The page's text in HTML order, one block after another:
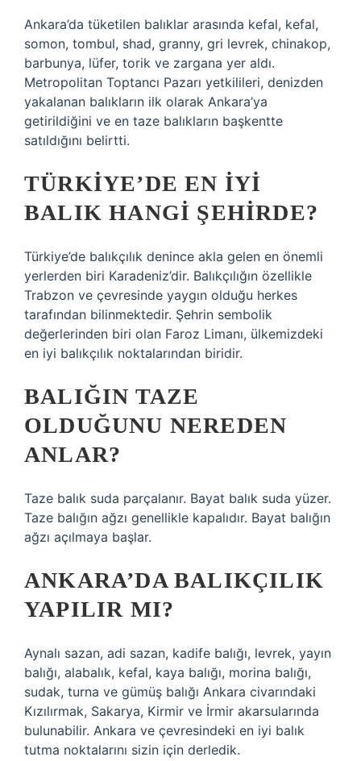
Ankara’da tüketilen balıklar arasında kefal, kefal,
somon, tombul, shad, granny, gri levrek, chinakop,
barbunya, lüfer, torik ve zargana yer aldı.
Metropolitan Toptancı Pazarı yetkilileri, denizden
yakalanan balıkların ilk olarak Ankara’ya
getirildiğini ve en taze balıkların başkentte
satıldığını belirtti.
TÜRKIYE’DE EN IYI
BALIK HANGI ŞEHIRDE?
Türkiye’de balıkçılık denince akla gelen en önemli
yerlerden biri Karadeniz’dir. Balıkçılığın özellikle
Trabzon ve çevresinde yaygın olduğu herkes
tarafından bilinmektedir. Şehrin sembolik
değerlerinden biri olan Faroz Limanı, ülkemizdeki
en iyi balıkçılık noktalarından biridir.
BALIĞIN TAZE
OLDUĞUNU NEREDEN
ANLAR?
Taze balık suda parçalanır. Bayat balık suda yüzer.
Taze balığın ağzı genellikle kapalıdır. Bayat balığın
ağzı açılmaya başlar.
ANKARA’DA BALIKÇILIK
YAPILIR MI?
Aynalı sazan, adi sazan, kadife balığı, levrek, yayın
balığı, alabalık, kefal, kaya balığı, morina balığı,
sudak, turna ve gümüş balığı Ankara civarındaki
Kızılırmak, Sakarya, Kirmir ve İrmir akarsularında
bulunabilir. Ankara ve çevresindeki en iyi balık
tutma noktalarını sizin için derledik.